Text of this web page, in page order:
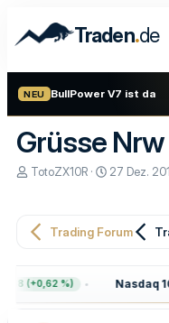
Traden.de
NEU BullPower V7 ist da
Grüsse Nrw
E
e
r
TotoZX10R
E
e
m
27 Dez.
Trading Forum
(+0,62 %) Nasdaq